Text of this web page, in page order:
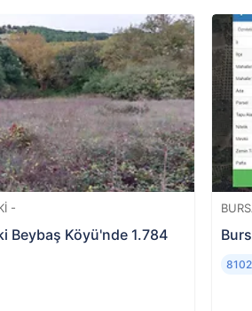
analizdir. Ekspertiz raporu
ilgili bilgileri (şerh,
iskan durumunu, bina yaşını,
ve evin piyasa değerini
-
Beybaş Köyü'nde 1.784